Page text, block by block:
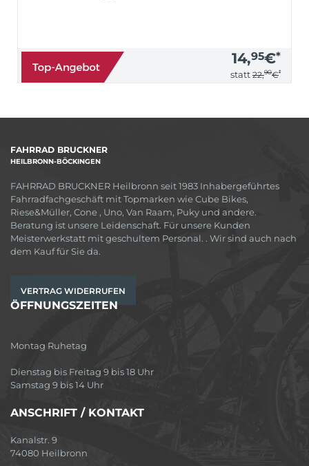
14,95€*
statt 22,90€*
FAHRRAD BRUCKNER
HEILBRONN-BÖCKINGEN
FAHRRAD BRUCKNER Heilbronn seit 1983 Inhabergeführtes
Fahrradfachgeschäft mit Topmarken wie Cube Bikes,
Riese&Müller, Cone , Uno, Van Raam, Puky und andere.
Beratung ist unsere Leidenschaft. Für unsere Kunden
Meisterwerkstatt mit geschultem Personal. . Wir sind auch nach
dem Kauf für Sie da.
VERTRAG WIDERRUFEN
ÖFFNUNGSZEITEN
Montag Ruhetag
Dienstag bis Freitag 9 bis 18 Uhr
Samstag 9 bis 14 Uhr
ANSCHRIFT / KONTAKT
Kanalstr. 9
74080 Heilbronn